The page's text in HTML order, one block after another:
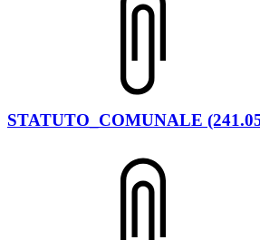
STATUTO_COMUNALE